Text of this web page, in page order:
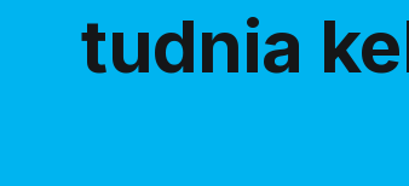
tudnia